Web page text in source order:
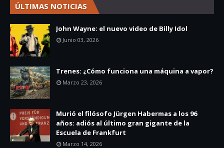
ÚLTIMAS NOTICIAS
John Wayne: el nuevo video de Billy Idol
Junio 03, 2026
Trenes: ¿Cómo funciona una máquina a vapor?
Marzo 23, 2026
Murió el filósofo Jürgen Habermas a los 96
años: adiós al último gran gigante de la
Escuela de Frankfurt
Marzo 14, 2026